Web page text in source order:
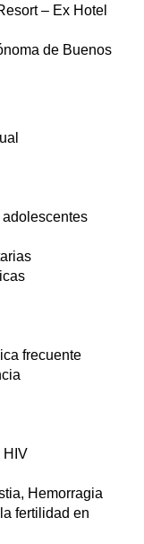
– Ex Hotel
de Buenos
frecuente
HIV
Hemorragia
fertilidad en